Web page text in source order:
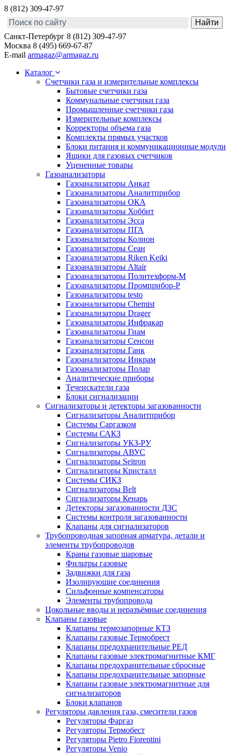
8 (812) 309-47-97
Санкт-Петербург 8 (812) 309-47-97
Москва 8 (495) 669-67-87
E-mail armagaz@armagaz.ru
Каталог
Счетчики газа и измерительные комплексы
Бытовые счетчики газа
Коммунальные счетчики газа
Промышленные счетчики газа
Измерительные комплексы
Корректоры объема газа
Комплекты прямых участков
Блоки питания и коммуникационные модули
Ящики для газовых счетчиков
Уцененные товары
Газоанализаторы
Газоанализаторы Анкат
Газоанализаторы Аналитприбор
Газоанализаторы ОКА
Газоанализаторы Хоббит
Газоанализаторы Эсса
Газоанализаторы ПГА
Газоанализаторы Колион
Газоанализаторы Сеан
Газоанализаторы Riken Keiki
Газоанализаторы Altair
Газоанализаторы Политехформ-М
Газоанализаторы Промприбор-Р
Газоанализаторы testo
Газоанализаторы Chemist
Газоанализаторы Drager
Газоанализаторы Инфракар
Газоанализаторы Гиам
Газоанализаторы Сенсон
Газоанализаторы Ганк
Газоанализаторы Инкрам
Газоанализаторы Полар
Аналитические приборы
Течеискатели газа
Блоки сигнализации
Сигнализаторы и детекторы загазованности
Сигнализаторы Аналитприбор
Системы Саргазком
Системы САКЗ
Сигнализаторы УКЗ-РУ
Сигнализаторы АВУС
Сигнализаторы Seitron
Сигнализаторы Кристалл
Системы СИКЗ
Сигнализаторы Belt
Сигнализаторы Кенарь
Детекторы загазованности ДЗС
Системы контроля загазованности
Клапаны для сигнализаторов
Трубопроводная запорная арматура, детали и
элементы трубопроводов
Краны газовые шаровые
Фильтры газовые
Задвижки для газа
Изолирующие соединения
Сильфонные компенсаторы
Элементы трубопровода
Цокольные вводы и неразъёмные соединения
Клапаны газовые
Клапаны термозапорные КТЗ
Клапаны газовые Термобрест
Клапаны предохранительные РЕД
Клапаны газовые электромагнитные КМГ
Клапаны предохранительные сбросные
Клапаны предохранительные запорные
Клапаны газовые электромагнитные для
сигнализаторов
Блоки клапанов
Регуляторы давления газа, смесители газов
Регуляторы Фаргаз
Регуляторы Термобест
Регуляторы Pietro Fiorentini
Регуляторы Venio